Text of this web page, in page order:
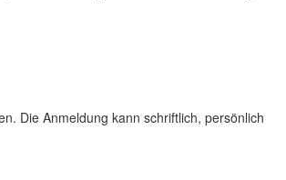
Die Anmeldung kann schriftlich, persönlich